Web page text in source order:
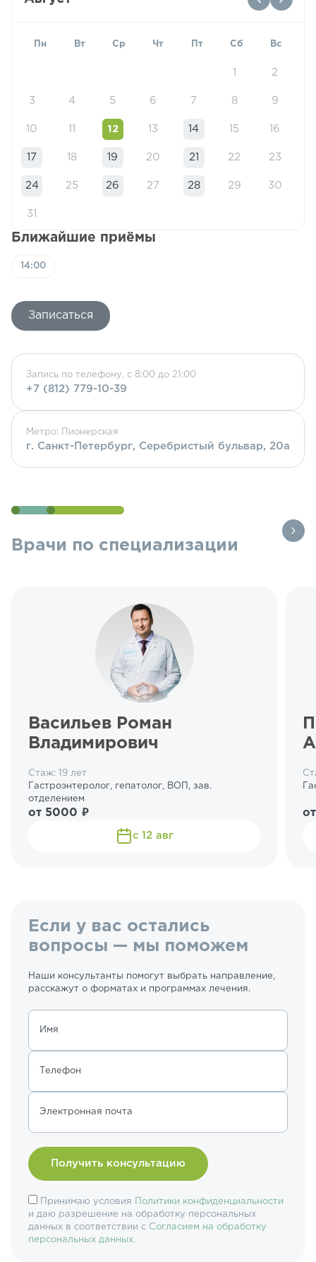
Пн Вт Ср Чт Пт Сб Вс
1 2
3 4 5 6 7 8 9
10 11 12 13 14 15 16
17 18 19 20 21 22 23
24 25 26 27 28 29 30
31
Ближайшие приёмы
14:00
Записаться
Запись по телефону, с 8:00 до 21:00
+7 (812) 779-10-39
Метро: Пионерская
г. Санкт-Петербург, Серебристый бульвар, 20а
Врачи по специализации
Васильев Роман
Владимирович
Стаж: 19 лет
Гастроэнтеролог, гепатолог, ВОП, зав.
отделением
от 5000 ₽
с 12 авг
Если у вас остались
вопросы — мы поможем
Наши консультанты помогут выбрать направление,
расскажут о форматах и программах лечения.
Имя
Телефон
Электронная почта
Принимаю условия
Политики конфиденциальности
и даю разрешение на обработку персональных
данных в соответствии с Согласием на обработку
персональных данных.